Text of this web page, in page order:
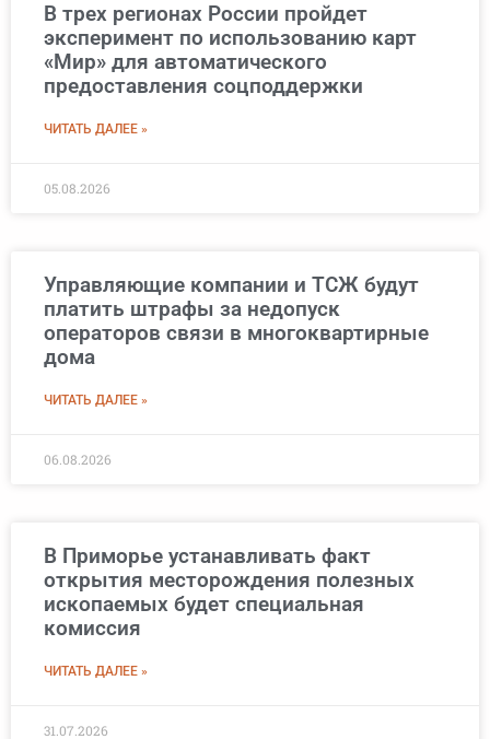
В трех регионах России пройдет
эксперимент по использованию карт
«Мир» для автоматического
предоставления соцподдержки
ЧИТАТЬ ДАЛЕЕ »
05.08.2026
Управляющие компании и ТСЖ будут
платить штрафы за недопуск
операторов связи в многоквартирные
дома
ЧИТАТЬ ДАЛЕЕ »
06.08.2026
В Приморье устанавливать факт
открытия месторождения полезных
ископаемых будет специальная
комиссия
ЧИТАТЬ ДАЛЕЕ »
31.07.2026